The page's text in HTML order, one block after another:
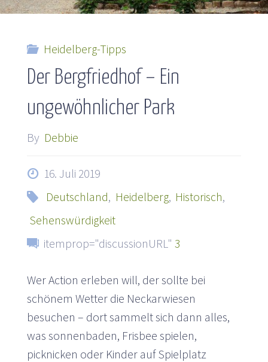
Heidelberg-Tipps
Der Bergfriedhof – Ein
ungewöhnlicher Park
By Debbie
16. Juli 2019
Deutschland, Heidelberg, Historisch,
Sehenswürdigkeit
itemprop="discussionURL" 3
Wer Action erleben will, der sollte bei
schönem Wetter die Neckarwiesen
besuchen – dort sammelt sich dann alles,
was sonnenbaden, Frisbee spielen,
picknicken oder Kinder auf Spielplatz